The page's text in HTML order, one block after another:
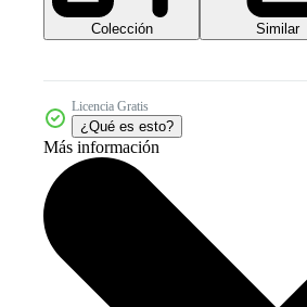
Colección Similar
Licencia Gratis
¿Qué es esto?
Más información